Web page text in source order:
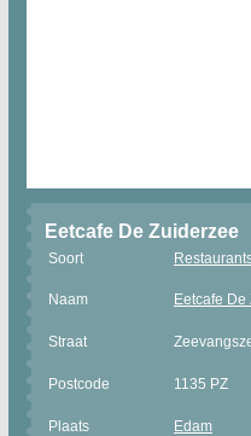
Eetcafe De Zuiderzee
Soort
Naam Eetcafe
Straat
Postcode 1135 PZ
Plaats Edam